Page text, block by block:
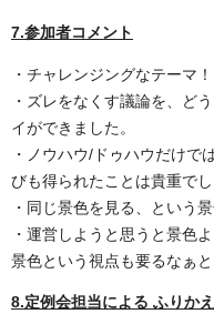
7.参加者コメント
・チャレンジングなテーマ
・ズレをなくす議論を、ど
イができました。
・ノウハウ/ ドゥハウだけで
びも得られたことは貴重でし
・同じ景色を見る、という
・運営しようと思うと景色
景色という視点も要るなぁと
8.定例会担当による ふりか